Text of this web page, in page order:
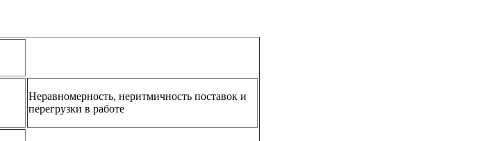
Неравномерность, неритмичность поставок и
перегрузки в работе